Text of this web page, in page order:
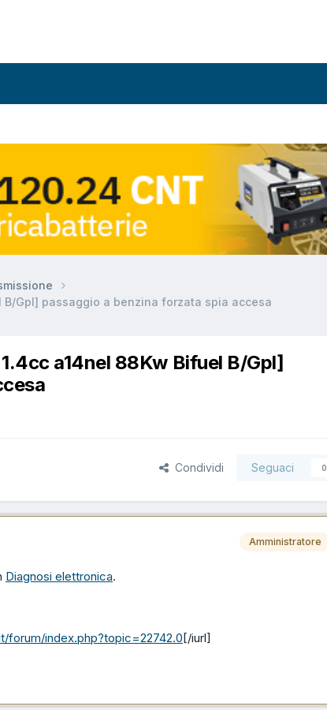
B/Gpl] passaggio a benzina forzata spia accesa
a14nel 88Kw Bifuel B/Gpl]
Condividi Seguaci 0
Amministratore
Diagnosi elettronica.
forum/index.php?topic=22742.0 [/iurl]